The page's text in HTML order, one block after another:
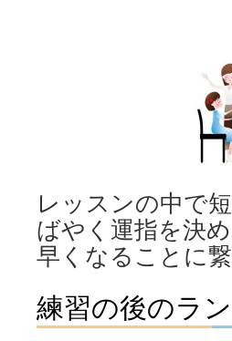
レッスンの中で
ばやく運指を決
早くなることに
練習の後のラ